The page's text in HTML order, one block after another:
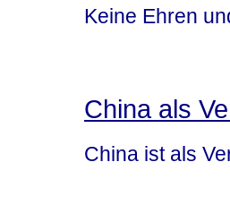
Keine Ehren
China als
China ist als